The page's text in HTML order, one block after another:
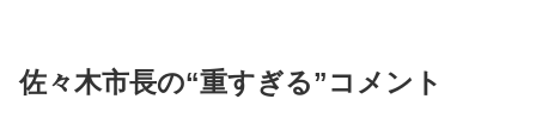
佐々木市長の“重すぎる”コメント